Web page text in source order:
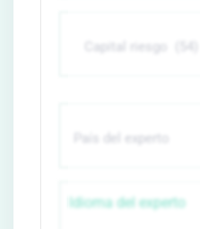
Idioma del experto